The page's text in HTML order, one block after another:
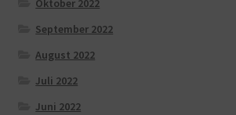
Oktober 2022
September 2022
August 2022
Juli 2022
Juni 2022